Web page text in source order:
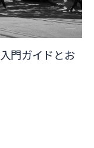
門ガイドとお